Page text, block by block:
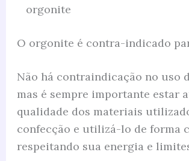
orgonite
O orgonite é contra-indicado
Não há contraindicação no uso
mas é sempre importante estar
qualidade dos materiais
confecção e utilizá-lo de forma
respeitando sua energia e